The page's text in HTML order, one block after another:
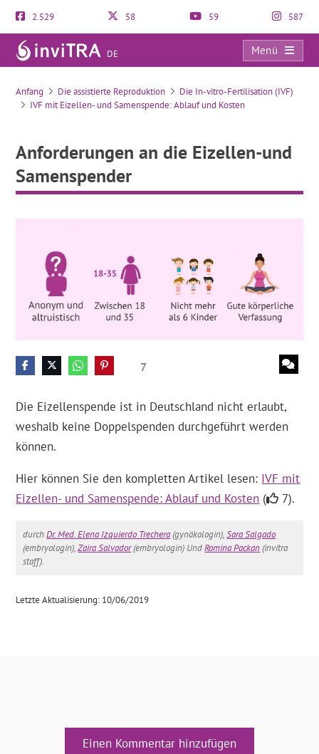
2.529 58 59 587
DE
Menü
Anforderungen an die Eizellen-und Samenspender
Anfang Die assistierte Reproduktion
Die In-vitro-Fertilisation (IVF)
IVF mit Eizellen- und Samenspende: Ablauf und Kosten
Anforderungen an die Eizellen-und
Samenspender
7
Die Eizellenspende ist in Deutschland nicht erlaubt,
weshalb keine Doppelspenden durchgeführt werden
können.
Hier können Sie den kompletten Artikel lesen: IVF mit
Eizellen- und Samenspende: Ablauf und Kosten ( 7).
durchDr. Med. Elena Izquierdo Trechera(gynäkologin),Sara Salgado
(embryologin),Zaira Salvador(embryologin) UndRomina Packan(invitra
staff).
Letzte Aktualisierung: 10/06/2019
Einen Kommentar hinzufügen